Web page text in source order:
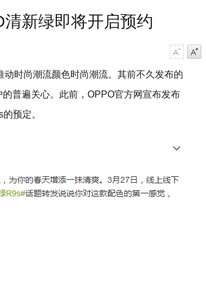
新绿即将开启预约
时尚潮流颜色时尚潮流。其前不久发布的
普遍关心。此前，OPPO官方网宣布发布
预定。